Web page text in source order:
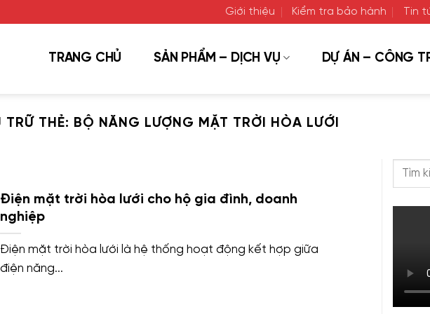
Giới thiệu Kiểm tra bảo hành Tin
TRANG CHỦ SẢN PHẨM – DỊCH VỤ DỰ ÁN – CÔNG
TRỮ THẺ: BỘ NĂNG LƯỢNG MẶT TRỜI HÒA LƯỚI
Điện mặt trời hòa lưới cho hộ gia đình, doanh
nghiệp
Điện mặt trời hòa lưới là hệ thống hoạt động kết hợp giữa
điện năng...